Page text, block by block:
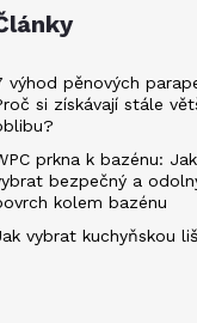
výhod pěnových
si získávají stále
prkna k bazénu: Jak
bezpečný a
kolem bazénu
vybrat kuchyňskou